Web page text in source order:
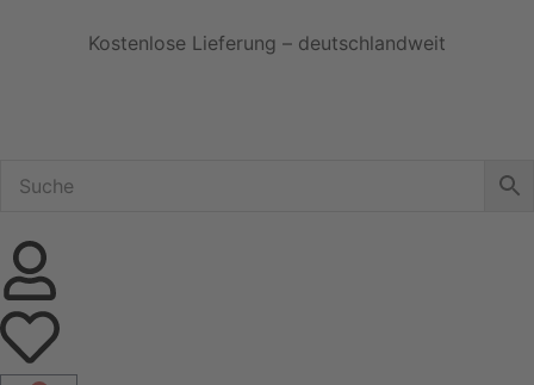
Kostenlose Lieferung – deutschlandweit